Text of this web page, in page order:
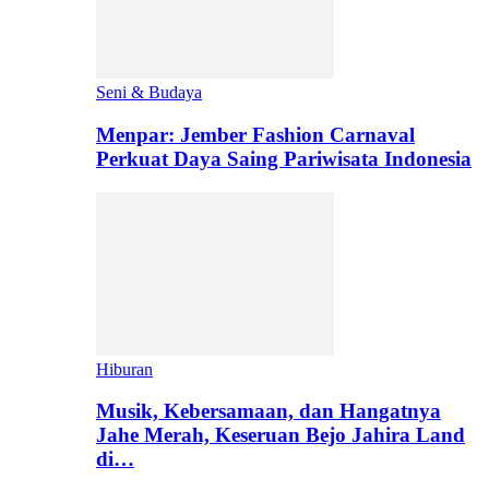
Seni & Budaya
Menpar: Jember Fashion Carnaval
Perkuat Daya Saing Pariwisata Indonesia
Hiburan
Musik, Kebersamaan, dan Hangatnya
Jahe Merah, Keseruan Bejo Jahira Land
di…